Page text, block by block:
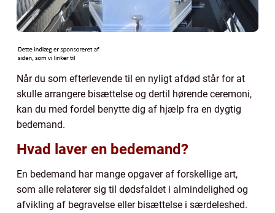
Når du som efterlevende til en nyligt afdød står for at
skulle arrangere bisættelse og dertil hørende ceremoni,
kan du med fordel benytte dig af hjælp fra en dygtig
bedemand.
Hvad laver en bedemand?
En bedemand har mange opgaver af forskellige art,
som alle relaterer sig til dødsfaldet i almindelighed og
afvikling af begravelse eller bisættelse i særdeleshed.